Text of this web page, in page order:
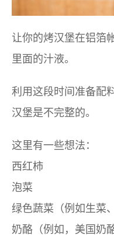
让你的烤汉堡在铝箔
里面的汁液。
利用这段时间准备配
汉堡是不完整的。
这里有一些想法：
西红柿
泡菜
绿色蔬菜（例如生菜
奶酪（例如，美国奶